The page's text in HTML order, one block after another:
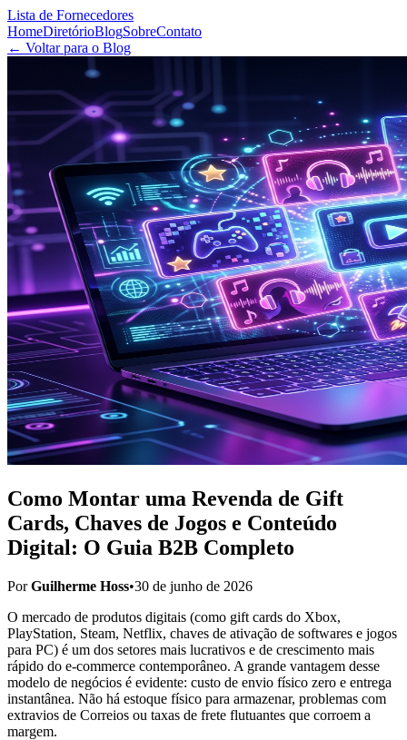
Lista de Fornecedores
HomeDiretórioBlogSobreContato
← Voltar para o Blog
Como Montar uma Revenda de Gift
Cards, Chaves de Jogos e Conteúdo
Digital: O Guia B2B Completo
PorGuilherme Hoss•30 de junho de 2026
O mercado de produtos digitais (como gift cards do Xbox,
PlayStation, Steam, Netflix, chaves de ativação de softwares e jogos
para PC) é um dos setores mais lucrativos e de crescimento mais
rápido do e-commerce contemporâneo. A grande vantagem desse
modelo de negócios é evidente: custo de envio físico zero e entrega
instantânea. Não há estoque físico para armazenar, problemas com
extravios de Correios ou taxas de frete flutuantes que corroem a
margem.